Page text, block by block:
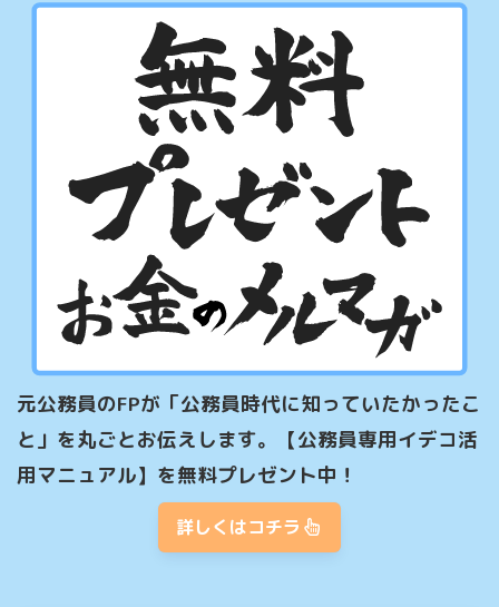
元公務員のFPが「公務員時代に知っていたかったこ
と」を丸ごとお伝えします。【公務員専用イデコ活
用マニュアル】を無料プレゼント中！
詳しくはコチラ